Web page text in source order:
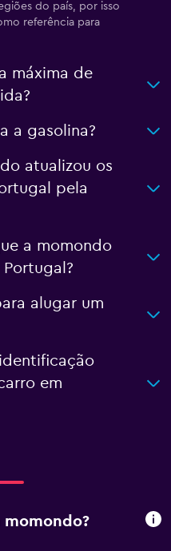
do país, por isso
referência para
máxima de
a gasolina?
atualizou os
pela
a momondo
alugar um
em
momondo?